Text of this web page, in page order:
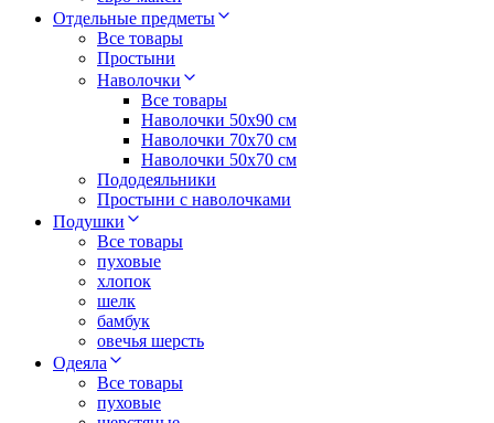
Отдельные предметы
Все товары
Простыни
Наволочки
Все товары
Наволочки 50x90 см
Наволочки 70x70 cм
Наволочки 50х70 см
Пододеяльники
Простыни с наволочками
Подушки
Все товары
пуховые
хлопок
шелк
бамбук
овечья шерсть
Одеяла
Все товары
пуховые